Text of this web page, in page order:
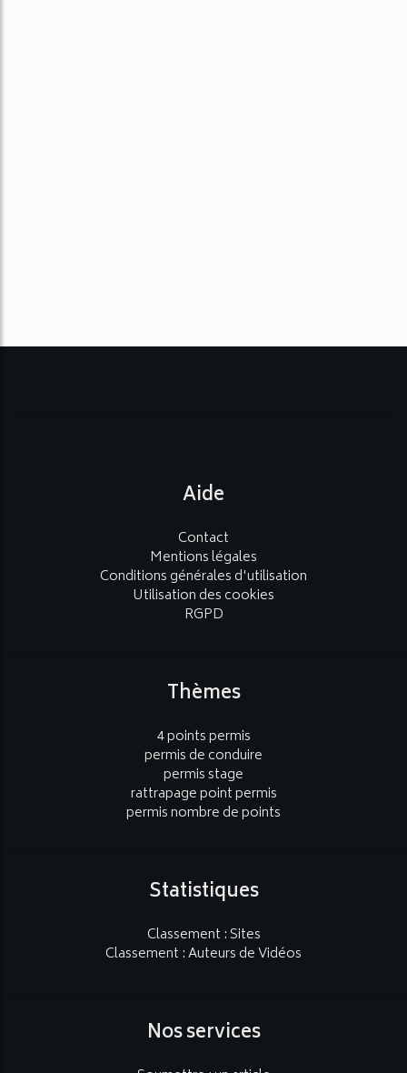
Aide
Contact
Mentions légales
Conditions générales d'utilisation
Utilisation des cookies
RGPD
Thèmes
4 points permis
permis de conduire
permis stage
rattrapage point permis
permis nombre de points
Statistiques
Classement : Sites
Classement : Auteurs de Vidéos
Nos services